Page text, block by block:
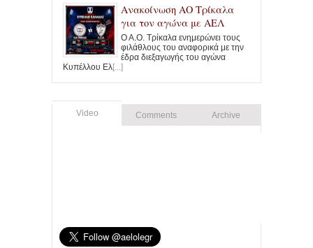
Ανακοίνωση ΑΟ Τρίκαλα
για τον αγώνα με ΑΕΛ
Ο Α.Ο. Τρίκαλα ενημερώνει τους
φιλάθλους του αναφορικά με την
έδρα διεξαγωγής του αγώνα
Κυπέλλου Ελ[...]
Video Comments Archive